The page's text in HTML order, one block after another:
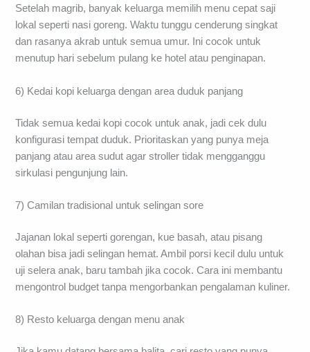
Setelah magrib, banyak keluarga memilih menu cepat saji
lokal seperti nasi goreng. Waktu tunggu cenderung singkat
dan rasanya akrab untuk semua umur. Ini cocok untuk
menutup hari sebelum pulang ke hotel atau penginapan.
6) Kedai kopi keluarga dengan area duduk panjang
Tidak semua kedai kopi cocok untuk anak, jadi cek dulu
konfigurasi tempat duduk. Prioritaskan yang punya meja
panjang atau area sudut agar stroller tidak mengganggu
sirkulasi pengunjung lain.
7) Camilan tradisional untuk selingan sore
Jajanan lokal seperti gorengan, kue basah, atau pisang
olahan bisa jadi selingan hemat. Ambil porsi kecil dulu untuk
uji selera anak, baru tambah jika cocok. Cara ini membantu
mengontrol budget tanpa mengorbankan pengalaman kuliner.
8) Resto keluarga dengan menu anak